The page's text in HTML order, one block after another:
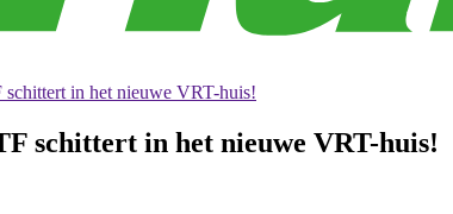
in het nieuwe VRT-huis!
schittert in het nieuwe VRT-huis!